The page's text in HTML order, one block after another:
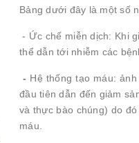
Bảng dưới đây là một số
- Ức chế miễn dịch: Khi
thể dẫn tới nhiễm các
- Hệ thống tạo máu:
đầu tiên dẫn đến giảm
và thực bào chúng) do
máu.